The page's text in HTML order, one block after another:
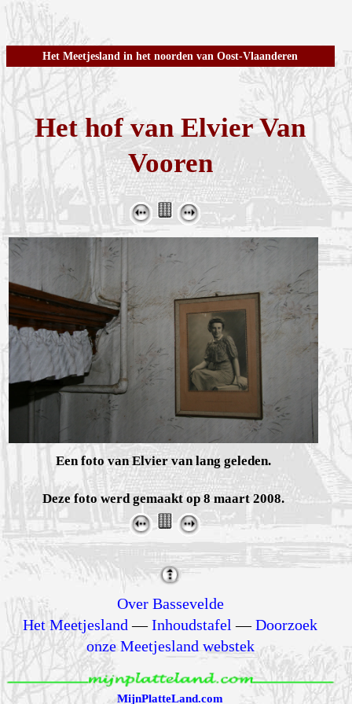
Het Meetjesland in het noorden van Oost-Vlaanderen
Het hof van Elvier Van
Vooren
Een foto van Elvier van lang geleden.
Deze foto werd gemaakt op 8 maart 2008.
Over Bassevelde
Het Meetjesland —Inhoudstafel —Doorzoek
onze Meetjesland webstek
MijnPlatteLand.com